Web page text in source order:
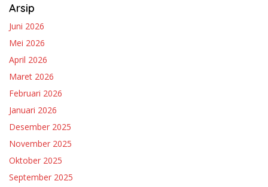
Arsip
Juni 2026
Mei 2026
April 2026
Maret 2026
Februari 2026
Januari 2026
Desember 2025
November 2025
Oktober 2025
September 2025